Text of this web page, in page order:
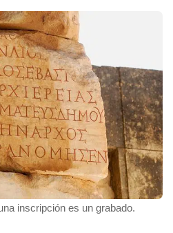
inscripción es un grabado.